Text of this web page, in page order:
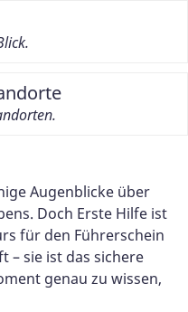
Augenblicke über
Doch Erste Hilfe ist
für den Führerschein
– sie ist das sichere
genau zu wissen,